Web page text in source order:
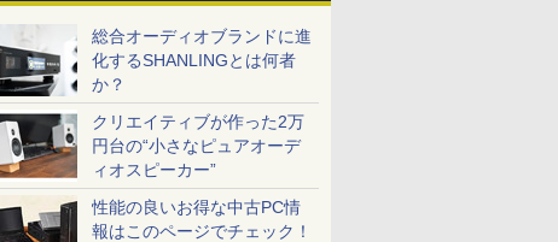
総合オーディオブランドに進
化するSHANLINGとは何者
か？
クリエイティブが作った2万
円台の“小さなピュアオーデ
ィオスピーカー”
性能の良いお得な中古PC情
報はこのページでチェック！